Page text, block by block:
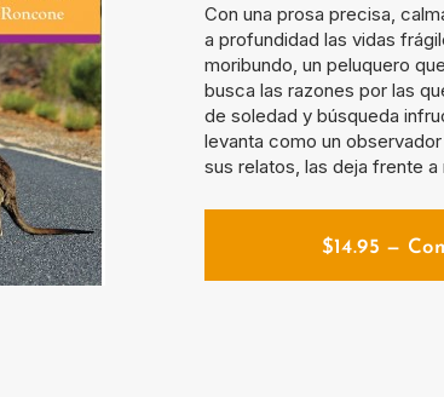
Con una prosa precisa,
a profundidad las vidas
moribundo, un peluquero
busca las razones por las
de soledad y búsqueda
levanta como un
sus relatos, las deja frente
$14.95 —